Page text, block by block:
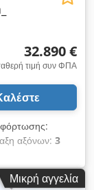
32.890 €
τιμή συν ΦΠΑ
φόρτωσης:
αξόνων: 3
92 m³,
μηνυμάτων
Μικρή αγγελία